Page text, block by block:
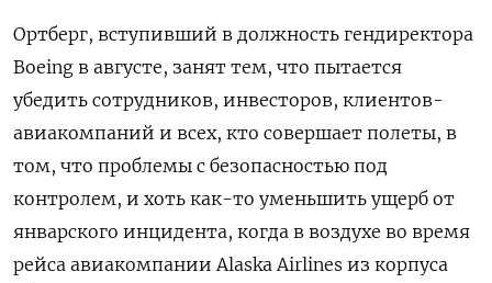
Ортберг, вступивший в должность гендиректора
Boeing в августе, занят тем, что пытается
убедить сотрудников, инвесторов, клиентов-
авиакомпаний и всех, кто совершает полеты, в
том, что проблемы с безопасностью под
контролем, и хоть как-то уменьшить ущерб от
январского инцидента, когда в воздухе во время
рейса авиакомпании Alaska Airlines из корпуса